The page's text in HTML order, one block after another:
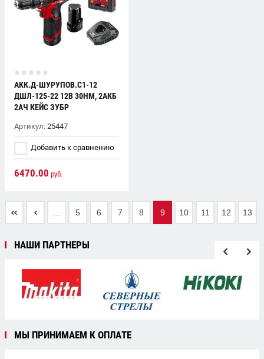
АКК.Д-ШУРУПОВ.С1-12
ДШЛ-125-22 12В 30НМ, 2АКБ
2АЧ КЕЙС ЗУБР
Артикул: 25447
Добавить к сравнению
6470.00 руб.
5 6 7 8 9 10 11 12 13
НАШИ ПАРТНЕРЫ
МЫ ПРИНИМАЕМ К ОПЛАТЕ